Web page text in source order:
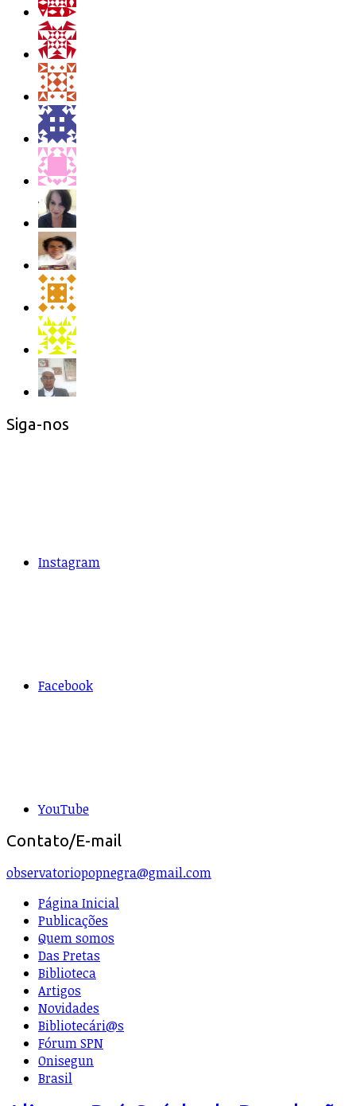
Siga-nos
Instagram
Facebook
YouTube
Contato/E-mail
observatoriopopnegra@gmail.com
Página Inicial
Publicações
Quem somos
Das Pretas
Biblioteca
Artigos
Novidades
Bibliotecári@s
Fórum SPN
Onisegun
Brasil